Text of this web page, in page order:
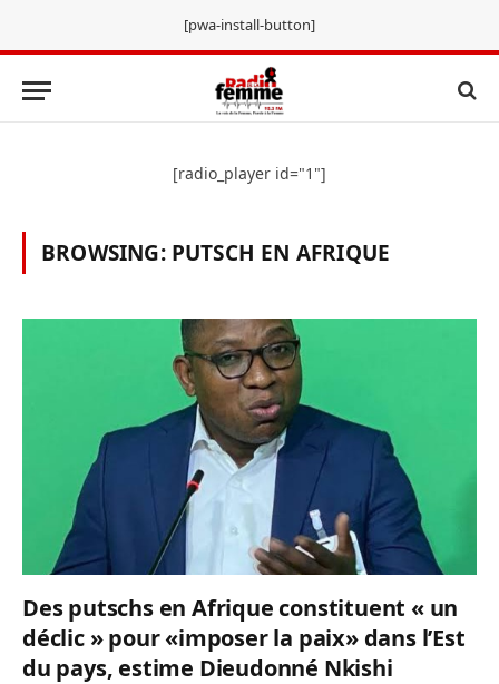
[pwa-install-button]
[radio_player id="1"]
BROWSING: PUTSCH EN AFRIQUE
Des putschs en Afrique constituent « un
déclic » pour «imposer la paix» dans l’Est
du pays, estime Dieudonné Nkishi